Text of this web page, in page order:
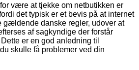
være at tjekke om netbutikken er
det typisk er et bevis på at internet
gældende danske regler, udover at
af sagkyndige der forstår
er en god anledning til
skulle få problemer ved din